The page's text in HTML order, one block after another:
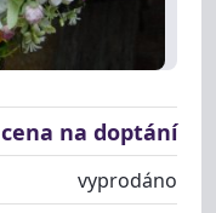
cena na doptání
vyprodáno